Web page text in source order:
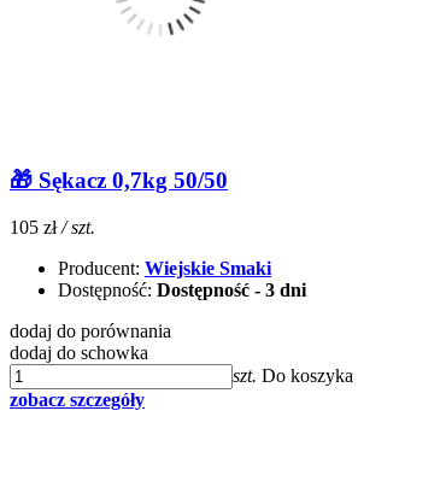
🎁 Sękacz 0,7kg 50/50
105 zł / szt.
Producent: Wiejskie Smaki
Dostępność: Dostępność - 3 dni
dodaj do porównania
dodaj do schowka
szt. Do koszyka
zobacz szczegóły